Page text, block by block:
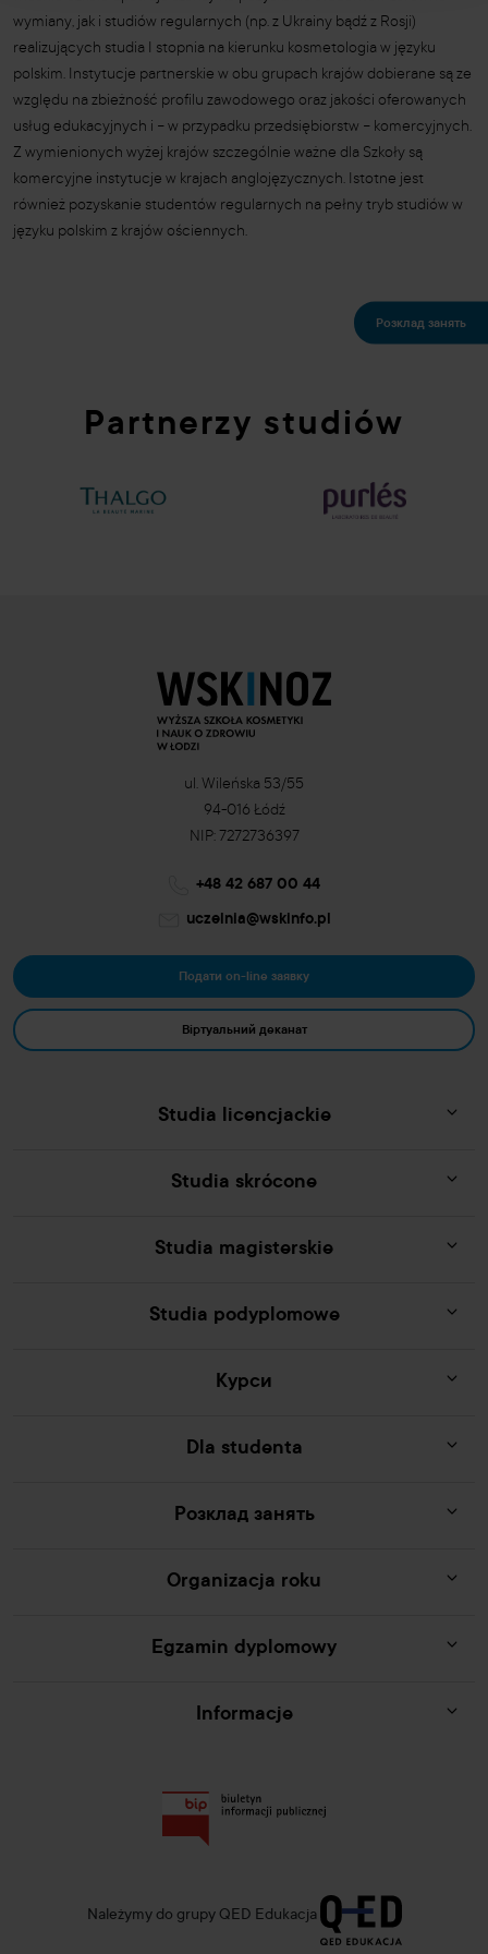
wymiany, jak i studiów regularnych (np. z Ukrainy bądź z Rosji)
realizujących studia I stopnia na kierunku kosmetologia w języku
polskim. Instytucje partnerskie w obu grupach krajów dobierane są ze
względu na zbieżność profilu zawodowego oraz jakości oferowanych
usług edukacyjnych i – w przypadku przedsiębiorstw – komercyjnych.
Z wymienionych wyżej krajów szczególnie ważne dla Szkoły są
komercyjne instytucje w krajach anglojęzycznych. Istotne jest
również pozyskanie studentów regularnych na pełny tryb studiów w
języku polskim z krajów ościennych.
Partnerzy studiów
Розклад занять
ul. Wileńska 53/55
94-016 Łódź
NIP: 7272736397
+48 42 687 00 44
uczelnia@wskinfo.pl
Подати on-line заявку
Віртуальний деканат
Studia licencjackie
Studia skrócone
Studia magisterskie
Studia podyplomowe
Курси
Dla studenta
Розклад занять
Organizacja roku
Egzamin dyplomowy
Informacje
Należymy do grupy QED Edukacja